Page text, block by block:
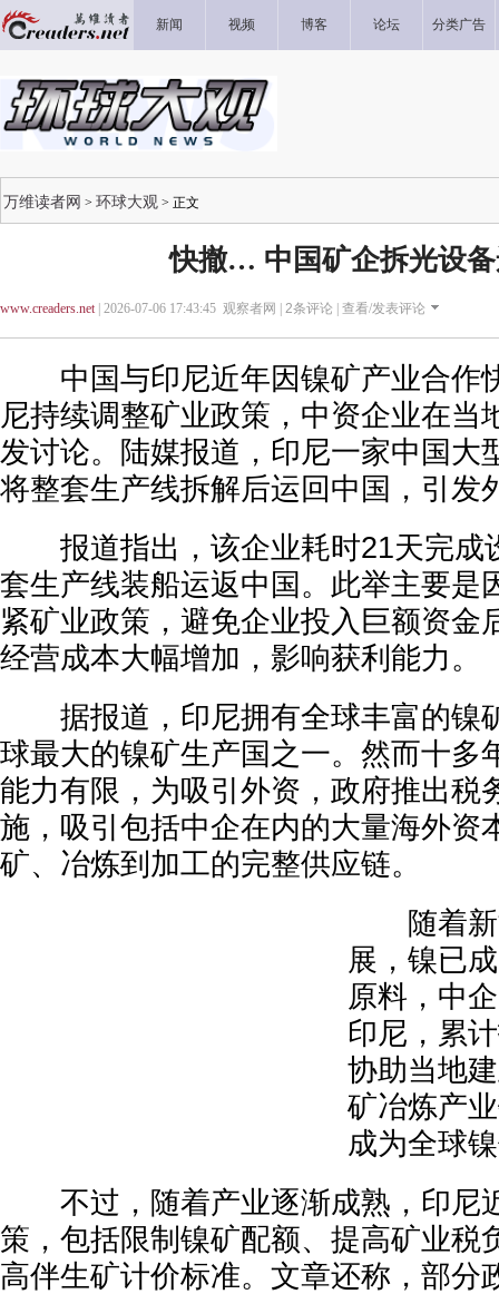
新闻 视频 博客 论坛 分类广告
万维读者网 > 环球大观 > 正文
快撤… 中国矿企拆光设
www.creaders.net| 2026-07-06 17:43:45 观察者网 | 2条评论 | 查看/发表评论
中国与印尼近年因镍矿产业合作
尼持续调整矿业政策，中资企业在当
发讨论。陆媒报道，印尼一家中国大
将整套生产线拆解后运回中国，引发
报道指出，该企业耗时21天完成
套生产线装船运返中国。此举主要是
紧矿业政策，避免企业投入巨额资金
经营成本大幅增加，影响获利能力。
据报道，印尼拥有全球丰富的镍
球最大的镍矿生产国之一。然而十多
能力有限，为吸引外资，政府推出税
施，吸引包括中企在内的大量海外资
矿、冶炼到加工的完整供应链。
随着新
展，镍已
原料，中
印尼，累
协助当地
矿冶炼产
成为全球
不过，随着产业逐渐成熟，印尼
策，包括限制镍矿配额、提高矿业税
高伴生矿计价标准。文章还称，部分